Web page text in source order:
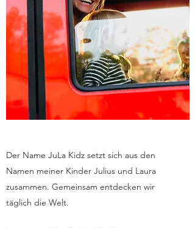
Der Name JuLa Kidz setzt sich aus den
Namen meiner Kinder Julius und Laura
zusammen. Gemeinsam entdecken wir
täglich die Welt.